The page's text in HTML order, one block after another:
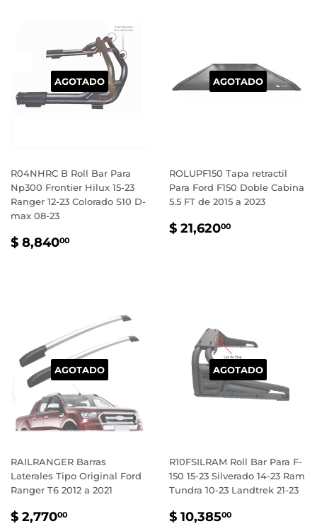
AGOTADO
R04NHRC B Roll Bar Para
Np300 Frontier Hilux 15-23
Ranger 12-23 Colorado S10 D-
max 08-23
PRECIO
$ 8,84000
AGOTADO
ROLUPF150 Tapa retractil
Para Ford F150 Doble Cabina
5.5 FT de 2015 a 2023
PRECIO
$ 21,62000
AGOTADO
RAILRANGER Barras
Laterales Tipo Original Ford
Ranger T6 2012 a 2021
PRECIO
$ 2,77000
AGOTADO
R10FSILRAM Roll Bar Para F-
150 15-23 Silverado 14-23 Ram
Tundra 10-23 Landtrek 21-23
PRECIO
$ 10,38500